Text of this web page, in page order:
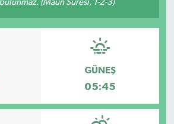
(Mâûn Sûresi, 1-2-3)
GÜNEŞ
05:45